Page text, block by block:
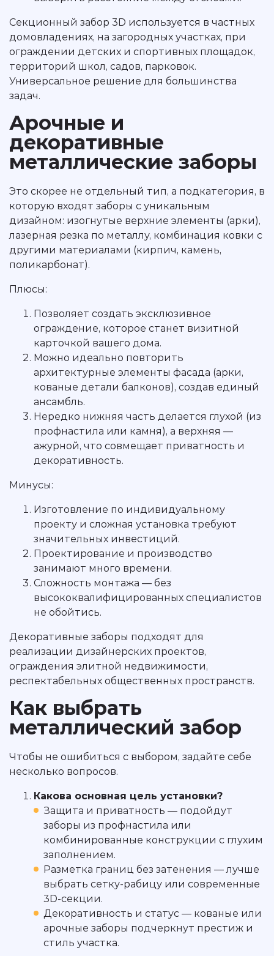
Секционный забор 3D используется в частных
домовладениях, на загородных участках, при
ограждении детских и спортивных площадок,
территорий школ, садов, парковок.
Универсальное решение для большинства
задач.
Арочные и
декоративные
металлические заборы
Это скорее не отдельный тип, а подкатегория, в
которую входят заборы с уникальным
дизайном: изогнутые верхние элементы (арки),
лазерная резка по металлу, комбинация ковки с
другими материалами (кирпич, камень,
поликарбонат).
Плюсы:
Позволяет создать эксклюзивное
ограждение, которое станет визитной
карточкой вашего дома.
Можно идеально повторить
архитектурные элементы фасада (арки,
кованые детали балконов), создав единый
ансамбль.
Нередко нижняя часть делается глухой (из
профнастила или камня), а верхняя —
ажурной, что совмещает приватность и
декоративность.
Минусы:
Изготовление по индивидуальному
проекту и сложная установка требуют
значительных инвестиций.
Проектирование и производство
занимают много времени.
Сложность монтажа — без
высококвалифицированных специалистов
не обойтись.
Декоративные заборы подходят для
реализации дизайнерских проектов,
ограждения элитной недвижимости,
респектабельных общественных пространств.
Как выбрать
металлический забор
Чтобы не ошибиться с выбором, задайте себе
несколько вопросов.
Какова основная цель установки?
Защита и приватность — подойдут
заборы из профнастила или
комбинированные конструкции с глухим
заполнением.
Разметка границ без затенения — лучше
выбрать сетку-рабицу или современные
3D-секции.
Декоративность и статус — кованые или
арочные заборы подчеркнут престиж и
стиль участка.